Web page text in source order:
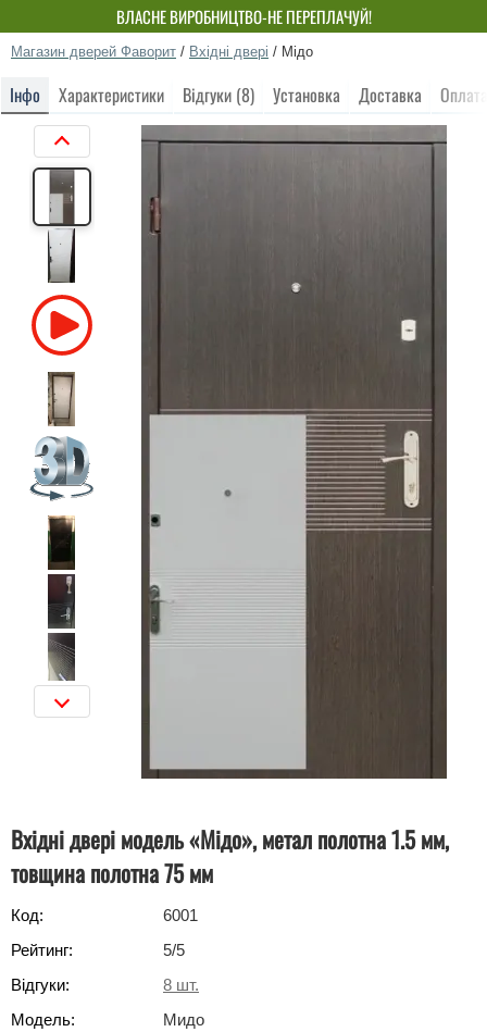
ВЛАСНЕ ВИРОБНИЦТВО-НЕ ПЕРЕПЛАЧУЙ!
Магазин дверей Фаворит / Вхідні двері / Мідо
Інфо Характеристики Відгуки (8) Установка Доставка Оплата
Вхідні двері модель «Мідо», метал полотна 1.5 мм,
товщина полотна 75 мм
Код:
6001
Рейтинг:
5/5
Відгуки:
8 шт.
Модель:
Мидо